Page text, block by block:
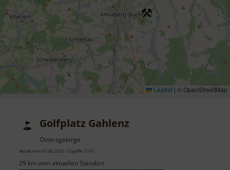
Leaflet | © OpenStreetMap
Golfplatz Gahlenz
Osterzgebirge
aktuell vom 07.06.2026 / Zugriffe: 5101
29 km vom aktuellen Standort